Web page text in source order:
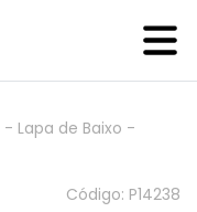
- Lapa de Baixo -
Código: P14238